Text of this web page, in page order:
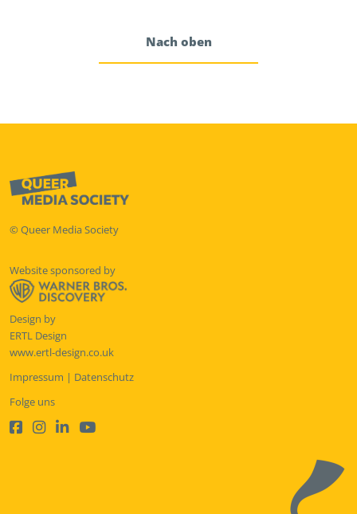
Nach oben
© Queer Media Society
Website sponsored by
Design by
ERTL Design
www.ertl-design.co.uk
Impressum | Datenschutz
Folge uns